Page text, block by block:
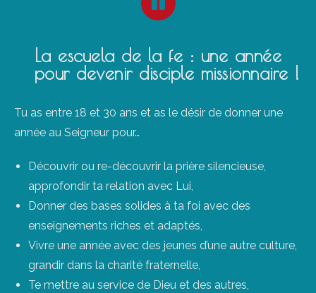
La escuela de la fe : une année
pour devenir disciple missionnaire !
Tu as entre 18 et 30 ans et as le désir de donner une
année au Seigneur pour…
Découvrir ou re-découvrir la prière silencieuse,
approfondir ta relation avec Lui,
Donner des bases solides à ta foi avec des
enseignements riches et adaptés,
Vivre une année avec des jeunes d’une autre culture,
grandir dans la charité fraternelle,
Te mettre au service de Dieu et des autres,